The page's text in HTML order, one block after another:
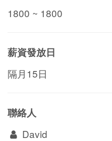
1800 ~ 1800
薪資發放日
隔月15日
聯絡人
David